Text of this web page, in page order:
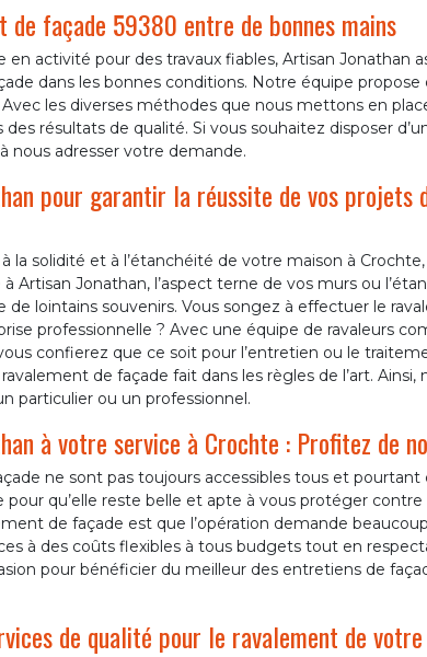
de façade 59380 entre de bonnes mains
en activité pour des travaux fiables, Artisan Jonathan
dans les bonnes conditions. Notre équipe
les diverses méthodes que nous mettons en
résultats de qualité. Si vous souhaitez disposer
nous adresser votre demande.
pour garantir la réussite de vos projets
la solidité et à l’étanchéité de votre maison à
Artisan Jonathan, l’aspect terne de vos murs ou
lointains souvenirs. Vous songez à effectuer le
professionnelle ? Avec une équipe de ravaleurs
confierez que ce soit pour l’entretien ou le
de façade fait dans les règles de l’art. Ainsi,
particulier ou un professionnel.
à votre service à Crochte : Profitez de
ne sont pas toujours accessibles tous et
pour qu’elle reste belle et apte à vous protéger
de façade est que l’opération demande
à des coûts flexibles à tous budgets tout en
pour bénéficier du meilleur des entretiens de
de qualité pour le ravalement de